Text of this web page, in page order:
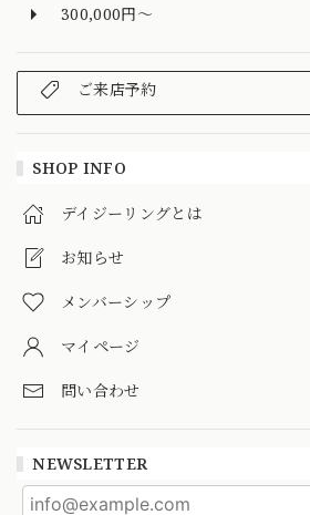
300,000円～
ご来店予約
SHOP INFO
デイジーリングとは
お知らせ
メンバーシップ
マイページ
問い合わせ
NEWSLETTER